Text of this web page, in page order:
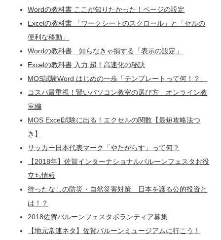
Wordの教科書 ここが知りたかった！ページの設定
Excelの教科書 「ワークシートのスクロール」と「セルの
便利な移動」
Wordの教科書 知らなきゃ損する「表示の設定」
Excelの教科書 入力 超！高速化の秘訣
MOS試験Word はじめの一歩「テンプレートって何！？」
コスパ最重視！賢いパソコン教室の選び方 オンライン教
室編
MOS Excel試験に出る！エクセルの関数【最短攻略法つ
き】
サッカー日本代表マーク「やたがらす」って何？
【2018年】佐賀インターナショナルバルーンフェスタお役
立ち情報
待ったなしの防災・自然災害対策 日本を護る公的投資と
は！？
2018佐賀バルーンフェスタボランティア募集
【地元常連ネタ】佐賀バルーンミュージアムに行こう！